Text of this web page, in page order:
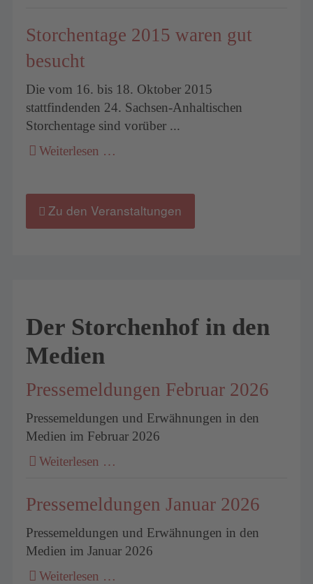
Storchentage 2015 waren gut
besucht
Die vom 16. bis 18. Oktober 2015
stattfindenden 24. Sachsen-Anhaltischen
Storchentage sind vorüber ...
Weiterlesen …
Zu den Veranstaltungen
Der Storchenhof in den
Medien
Pressemeldungen Februar 2026
Pressemeldungen und Erwähnungen in den
Medien im Februar 2026
Weiterlesen …
Pressemeldungen Januar 2026
Pressemeldungen und Erwähnungen in den
Medien im Januar 2026
Weiterlesen …